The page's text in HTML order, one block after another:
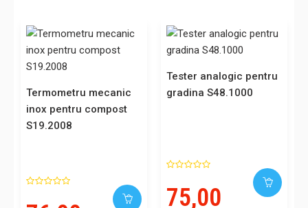
Termometru mecanic
inox pentru compost
S19.2008
Tester analogic pentru
gradina S48.1000
75,00